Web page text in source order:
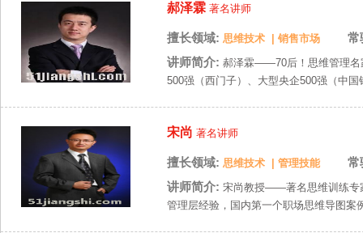
郝泽霖 著名讲师
擅长领域: 思维技术 销售市场
常
讲师简介: 郝泽霖——70后！思维管理名
500强（西门子）、大型央企500强（中
宋尚 著名讲师
擅长领域: 思维技术 管理技能
常
讲师简介: 宋尚教授——著名思维训练专
管理层经验，国内第一个职场思维导图